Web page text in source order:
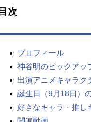
目次
プロフィール
神谷明のピックアッ
出演アニメキャラク
誕生日（9月18日）
好きなキャラ・推し